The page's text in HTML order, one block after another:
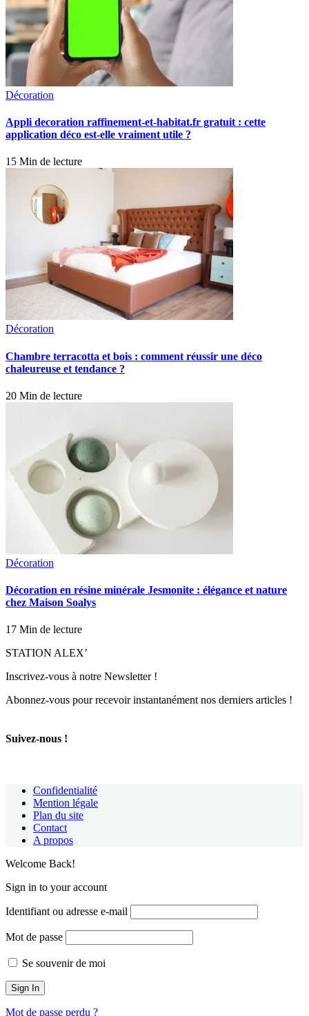
Décoration
Appli decoration raffinement-et-habitat.fr gratuit : cette
application déco est-elle vraiment utile ?
15 Min de lecture
Décoration
Chambre terracotta et bois : comment réussir une déco
chaleureuse et tendance ?
20 Min de lecture
Décoration
Décoration en résine minérale Jesmonite : élégance et nature
chez Maison Soalys
17 Min de lecture
STATION ALEX’
Inscrivez-vous à notre Newsletter !
Abonnez-vous pour recevoir instantanément nos derniers articles !
Suivez-nous !
Confidentialité
Mention légale
Plan du site
Contact
A propos
Welcome Back!
Sign in to your account
Identifiant ou adresse e-mail
Mot de passe
Se souvenir de moi
Mot de passe perdu ?